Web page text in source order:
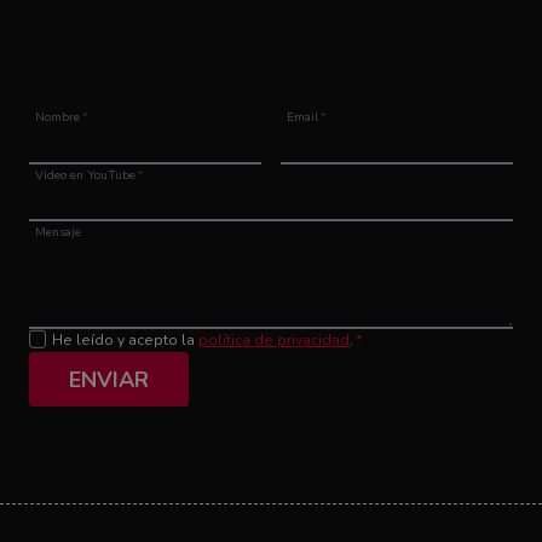
Nombre* Email*
Vídeo en YouTube*
Mensaje
He leído y acepto la política de privacidad. *
ENVIAR